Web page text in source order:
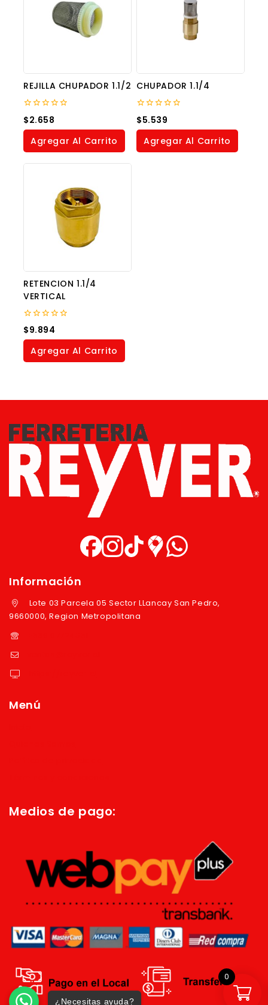
REJILLA CHUPADOR 1.1/2
0
out
of
$2.658
Agregar Al Carrito
CHUPADOR 1.1/4
0
out
of
$5.539
Agregar Al Carrito
RETENCION 1.1/4
VERTICAL
0
out
of
$9.894
Agregar Al Carrito
Información
Lote 03 Parcela 05 Sector LLancay San Pedro,
9660000, Region Metropolitana
Menú
Medios de pago:
¿Necesitas ayuda?
0